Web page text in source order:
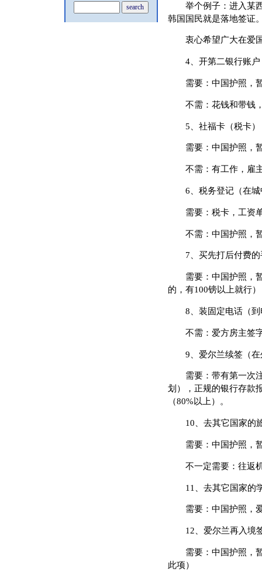
举个例子：进入某西
韩国国民就是落地签证
衷心希望广大在爱国
4、开第二银行账户
需要：中国护照，暂
不需：花钱和带钱，
5、社福卡（税卡）
需要：中国护照，暂
不需：有工作，雇
6、税务登记（在城
需要：税卡，工资单
不需：中国护照，暂
7、买先打后付费的
需要：中国护照，暂
的，有100镑以上就行）
8、装固定电话（到
不需：爱方房主签
9、爱尔兰续签（在
需要：带有第一次注
划），正规的银行存款
（80%以上）。
10、去其它国家的旅
需要：中国护照，暂
不一定需要：往返
11、去其它国家的学
需要：中国护照，爱
12、爱尔兰再入境签
需要：中国护照，暂
此项）